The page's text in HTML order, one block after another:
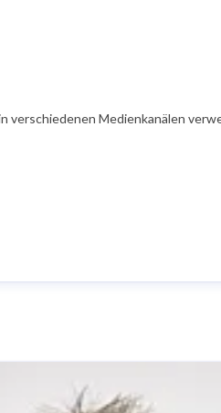
Medienkanälen